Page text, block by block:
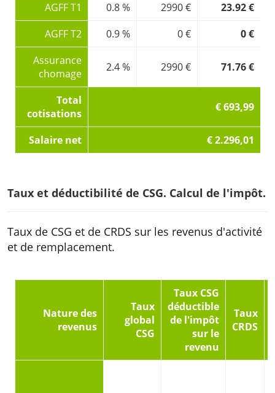
AGFF T1 0.8 % 2990 €
23.92 €
AGFF T2
0.9 % 0 €
0 €
Assurance
chomage
2.4 % 2990 € 71.76 €
Total
cotisations
€ 693,99
Salaire net € 2.296,01
Taux et déductibilité de CSG. Calcul de l'impôt.
Taux de CSG et de CRDS sur les revenus d'activité
et de remplacement.
Nature des
revenus
Taux
global
CSG
Taux CSG
déductible
de l'impôt
sur le
revenu
Taux
CRDS